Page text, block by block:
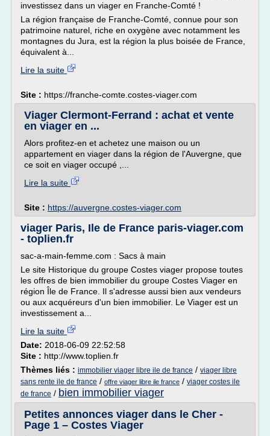
investissez dans un viager en Franche-Comté !
La région française de Franche-Comté, connue pour son
patrimoine naturel, riche en oxygène avec notamment les
montagnes du Jura, est la région la plus boisée de France,
équivalent à...
Lire la suite
Site : https://franche-comte.costes-viager.com
Viager Clermont-Ferrand : achat et vente
en viager en ...
Alors profitez-en et achetez une maison ou un
appartement en viager dans la région de l'Auvergne, que
ce soit en viager occupé ,...
Lire la suite
Site : https://auvergne.costes-viager.com
viager Paris, Ile de France paris-viager.com
- toplien.fr
sac-a-main-femme.com : Sacs à main
Le site Historique du groupe Costes viager propose toutes
les offres de bien immobilier du groupe Costes Viager en
région Île de France. Il s'adresse aussi bien aux vendeurs
ou aux acquéreurs d'un bien immobilier. Le Viager est un
investissement a...
Lire la suite
Date: 2018-06-09 22:52:58
Site : http://www.toplien.fr
Thèmes liés : immobilier viager libre ile de france / viager libre
sans rente ile de france / offre viager libre ile france / viager costes ile
de france / bien immobilier viager
Petites annonces viager dans le Cher -
Page 1 – Costes Viager